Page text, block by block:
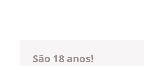
São 18 anos!